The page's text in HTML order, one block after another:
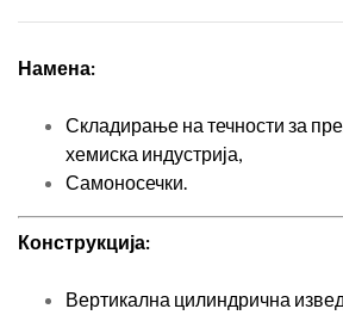
Намена:
Складирање на течности за
хемиска индустрија,
Самоносечки.
Конструкција:
Вертикална цилиндрична